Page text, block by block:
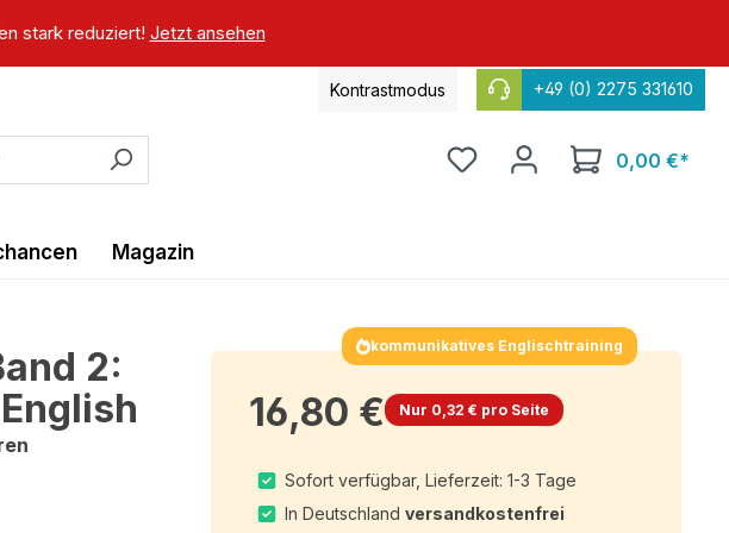
stark reduziert! Jetzt ansehen
Kontrastmodus +49 (0) 2275 331610
0,00 €*
Magazin
2:
kommunikatives Englischtraining
16,80 € Nur 0,32 € pro Seite
Sofort verfügbar, Lieferzeit: 1-3 Tage
In Deutschland versandkostenfrei